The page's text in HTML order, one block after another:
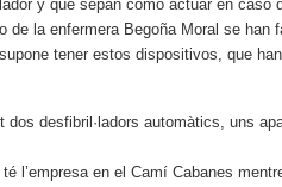
y que sepan cómo actuar en caso
de la enfermera Begoña Moral se
tener estos dispositivos, que
dos desfibril·ladors automàtics, uns
l’empresa en el Camí Cabanes